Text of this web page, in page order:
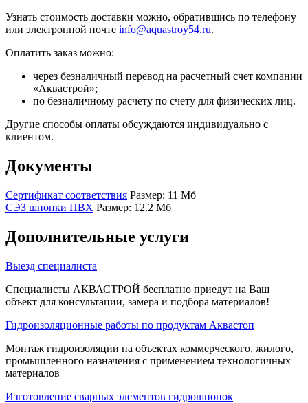
Узнать стоимость доставки можно, обратившись по телефону
или электронной почте info@aquastroy54.ru.
Оплатить заказ можно:
через безналичный перевод на расчетный счет компании
«Аквастрой»;
по безналичному расчету по счету для физических лиц.
Другие способы оплаты обсуждаются индивидуально с
клиентом.
Документы
Сертификат соответствия Размер: 11 Мб
СЭЗ шпонки ПВХ Размер: 12.2 Мб
Дополнительные услуги
Выезд специалиста
Специалисты АКВАСТРОЙ бесплатно приедут на Ваш
объект для консультации, замера и подбора материалов!
Гидроизоляционные работы по продуктам Аквастоп
Монтаж гидроизоляции на объектах коммерческого, жилого,
промышленного назначения с применением технологичных
материалов
Изготовление сварных элементов гидрошпонок